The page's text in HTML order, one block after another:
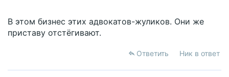
В этом бизнес этих адвокатов-жуликов. Они же
приставу отстёгивают.
Ответить Ник в ответ